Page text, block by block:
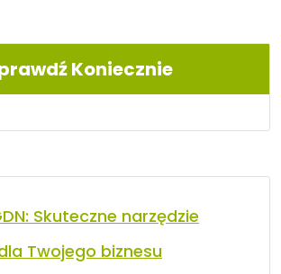
Koniecznie
Skuteczne narzędzie
Twojego biznesu